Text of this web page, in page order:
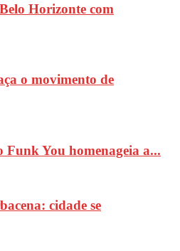
Horizonte com
o movimento de
You homenageia a...
cidade se